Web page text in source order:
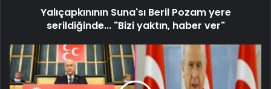
Yalıçapkınının Suna'sı Beril Pozam yere
serildiğinde... "Bizi yaktın, haber ver"